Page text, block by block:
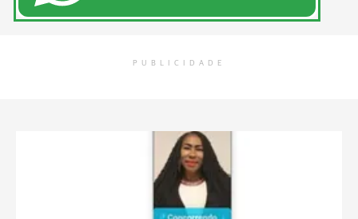
PUBLICIDADE